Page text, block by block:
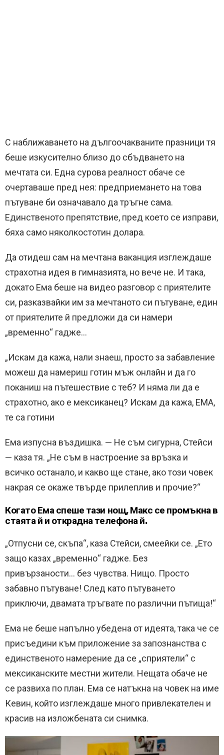
С наближаването на дългоочакваните празници тя
беше изкусително близо до сбъдването на
мечтата си. Една сурова реалност обаче се
очертаваше пред нея: предприемането на това
пътуване би означавало да тръгне сама.
Единственото препятствие, пред което се изправи,
бяха само няколкостотин долара.
Да отидеш сам на мечтана ваканция изглеждаше
страхотна идея в гимназията, но вече не. И така,
докато Ема беше на видео разговор с приятелите
си, разказвайки им за мечтаното си пътуване, един
от приятелите й предложи да си намери
„временно“ гадже…
„Искам да кажа, нали знаеш, просто за забавление
можеш да намериш готин мъж онлайн и да го
поканиш на пътешествие с теб? И няма ли да е
страхотно, ако е мексиканец? Искам да кажа, ЕМА,
те са готини
Ема изпусна въздишка. — Не съм сигурна, Стейси
— каза тя. „Не съм в настроение за връзка и
всичко останало, и какво ще стане, ако този човек
накрая се окаже твърде прилеплив и прочие?“
Когато Ема спеше тази нощ, Макс се промъкна в
стаята й и открадна телефона й.
„Отпусни се, скъпа“, каза Стейси, смеейки се. „Ето
защо казах „временно“ гадже. Без
привързаности… без чувства. Нищо. Просто
забавно пътуване! След като пътуването
приключи, двамата тръгвате по различни пътища!“
Ема не беше напълно убедена от идеята, така че се
присъедини към приложение за запознанства с
единственото намерение да се „сприятели“ с
мексиканските местни жители. Нещата обаче не
се развиха по план. Ема се натъкна на човек на име
Кевин, който изглеждаше много привлекателен и
красив на изложбената си снимка.